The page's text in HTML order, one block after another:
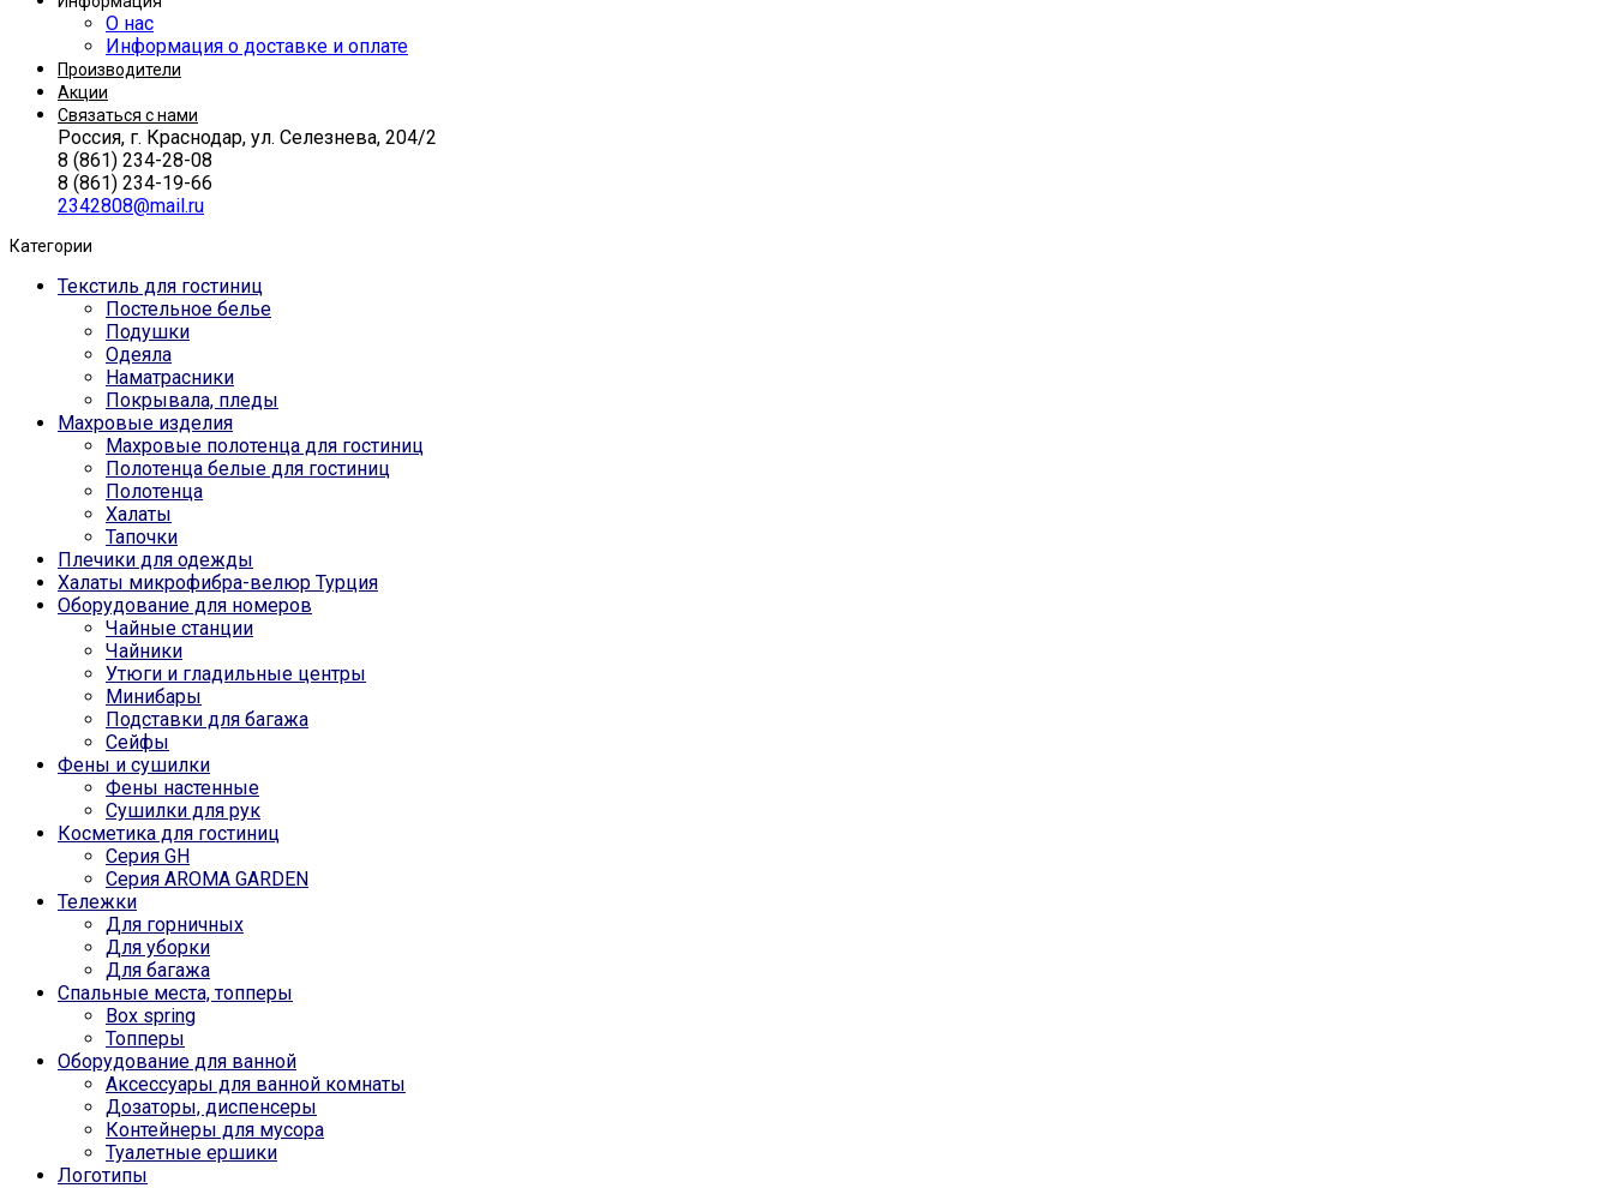
О нас
Информация о доставке и оплате
Производители
Акции
Связаться с нами
Россия, г. Краснодар, ул. Селезнева, 204/2
8 (861) 234-28-08
8 (861) 234-19-66
2342808@mail.ru
Категории
Текстиль для гостиниц
Постельное белье
Подушки
Одеяла
Наматрасники
Покрывала, пледы
Махровые изделия
Махровые полотенца для гостиниц
Полотенца белые для гостиниц
Полотенца
Халаты
Тапочки
Плечики для одежды
Халаты микрофибра-велюр Турция
Оборудование для номеров
Чайные станции
Чайники
Утюги и гладильные центры
Минибары
Подставки для багажа
Сейфы
Фены и сушилки
Фены настенные
Сушилки для рук
Косметика для гостиниц
Серия GH
Серия AROMA GARDEN
Тележки
Для горничных
Для уборки
Для багажа
Спальные места, топперы
Box spring
Топперы
Оборудование для ванной
Аксессуары для ванной комнаты
Дозаторы, диспенсеры
Контейнеры для мусора
Туалетные ершики
Логотипы